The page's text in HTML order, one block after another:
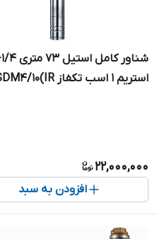
22,000,000
افزودن به سبد